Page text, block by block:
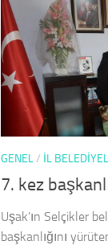
GENEL/ İL
7. kez
Uşak’ın Selçikler
başkanlığını